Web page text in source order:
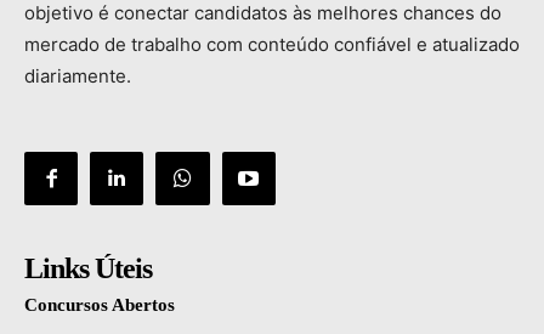
objetivo é conectar candidatos às melhores chances do
mercado de trabalho com conteúdo confiável e atualizado
diariamente.
Links Úteis
Concursos Abertos